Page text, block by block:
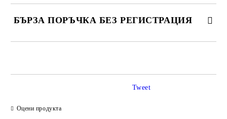
БЪРЗА ПОРЪЧКА БЕЗ РЕГИСТРАЦИЯ
Оцени продукта
Tweet